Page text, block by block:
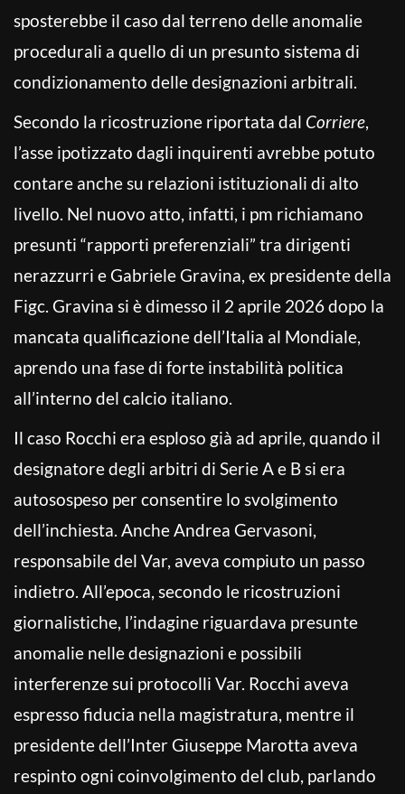
sposterebbe il caso dal terreno delle anomalie
procedurali a quello di un presunto sistema di
condizionamento delle designazioni arbitrali.
Secondo la ricostruzione riportata dal Corriere,
l’asse ipotizzato dagli inquirenti avrebbe potuto
contare anche su relazioni istituzionali di alto
livello. Nel nuovo atto, infatti, i pm richiamano
presunti “rapporti preferenziali” tra dirigenti
nerazzurri e Gabriele Gravina, ex presidente della
Figc. Gravina si è dimesso il 2 aprile 2026 dopo la
mancata qualificazione dell’Italia al Mondiale,
aprendo una fase di forte instabilità politica
all’interno del calcio italiano.
Il caso Rocchi era esploso già ad aprile, quando il
designatore degli arbitri di Serie A e B si era
autosospeso per consentire lo svolgimento
dell’inchiesta. Anche Andrea Gervasoni,
responsabile del Var, aveva compiuto un passo
indietro. All’epoca, secondo le ricostruzioni
giornalistiche, l’indagine riguardava presunte
anomalie nelle designazioni e possibili
interferenze sui protocolli Var. Rocchi aveva
espresso fiducia nella magistratura, mentre il
presidente dell’Inter Giuseppe Marotta aveva
respinto ogni coinvolgimento del club, parlando